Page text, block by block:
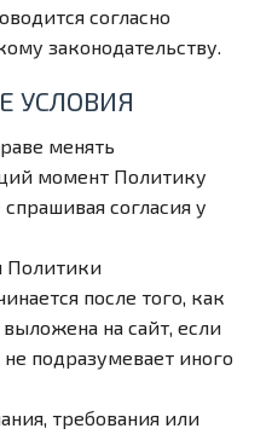
согласно
законодательству.
УСЛОВИЯ
менять
момент Политику
согласия у
Политики
после того, как
на сайт, если
подразумевает иного
требования или